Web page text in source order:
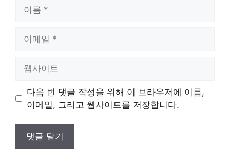
트
다음 번 댓글 작성을 위해 이 브라우저에 이름,
이메일, 그리고 웹사이트를 저장합니다.